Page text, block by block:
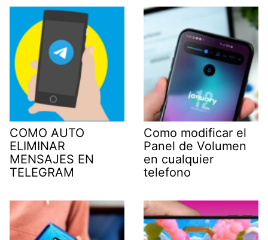
COMO AUTO
ELIMINAR
MENSAJES EN
TELEGRAM
Como modificar el
Panel de Volumen
en cualquier
telefono